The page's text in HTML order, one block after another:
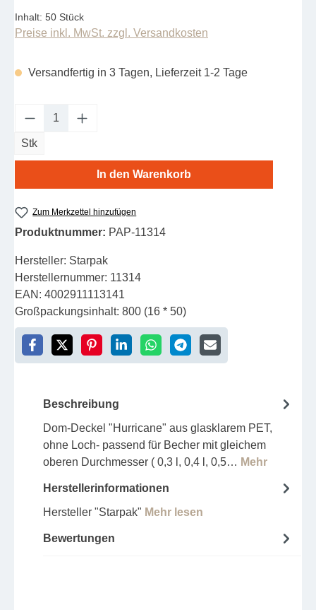
Inhalt: 50 Stück
Preise inkl. MwSt. zzgl. Versandkosten
Versandfertig in 3 Tagen, Lieferzeit 1-2 Tage
Produkt Anzahl: Gib den gewünschten
Stk
In den Warenkorb
Zum Merkzettel hinzufügen
Produktnummer: PAP-11314
Hersteller: Starpak
Herstellernummer: 11314
EAN: 4002911113141
Großpackungsinhalt: 800 (16 * 50)
Beschreibung
Dom-Deckel "Hurricane" aus glasklarem PET,
ohne Loch- passend für Becher mit gleichem
oberen Durchmesser ( 0,3 l, 0,4 l, 0,5… Mehr
Herstellerinformationen
Hersteller "Starpak" Mehr lesen
Bewertungen